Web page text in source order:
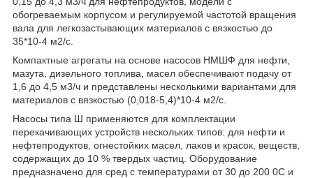
обогреваемым корпусом и регулируемой частотой вращения
вала для легкозастывающих материалов с вязкостью до
35*10-4 м2/с.
Компактные агрегаты на основе насосов НМШФ для нефти,
мазута, дизельного топлива, масел обеспечивают подачу от
1,6 до 4,5 м3/ч и представлены несколькими вариантами для
материалов с вязкостью (0,018-5,4)*10-4 м2/с.
Насосы типа Ш применяются для комплектации
перекачивающих устройств нескольких типов: для нефти и
нефтепродуктов, огнестойких масел, лаков и красок, веществ,
содержащих до 10 % твердых частиц. Оборудование
предназначено для сред с температурами от 30 до 200 0С и